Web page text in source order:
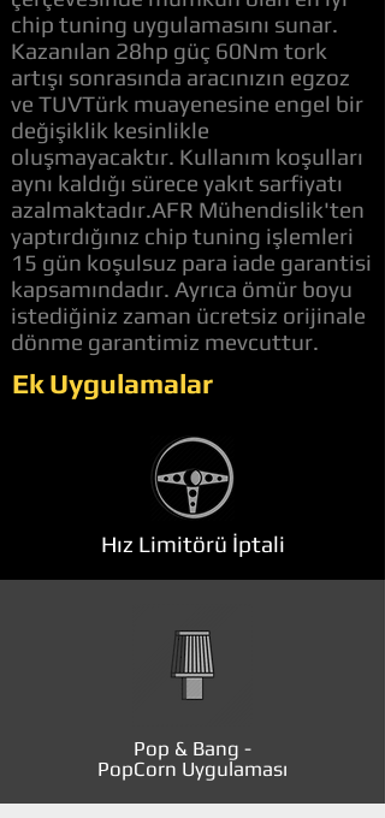
chip tuning uygulamasını sunar.
Kazanılan 28hp güç 60Nm tork
artışı sonrasında aracınızın egzoz
ve TUVTürk muayenesine engel bir
değişiklik kesinlikle
oluşmayacaktır. Kullanım koşulları
aynı kaldığı sürece yakıt sarfiyatı
azalmaktadır.AFR Mühendislik'ten
yaptırdığınız chip tuning işlemleri
15 gün koşulsuz para iade garantisi
kapsamındadır. Ayrıca ömür boyu
istediğiniz zaman ücretsiz orijinale
dönme garantimiz mevcuttur.
Ek Uygulamalar
Hız Limitörü İptali
Pop & Bang -
PopCorn Uygulaması